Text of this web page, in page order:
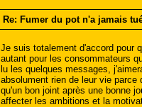
Re: Fumer du pot n'a jamais
Je suis totalement d'accord pour
autant pour les consommateurs
lu les quelques messages,
absolument rien de leur vie
qu'un bon joint après une bonne
affecter les ambitions et la